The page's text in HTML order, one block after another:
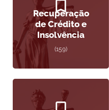
Recuperação
de Crédito e
Insolvência
(159)